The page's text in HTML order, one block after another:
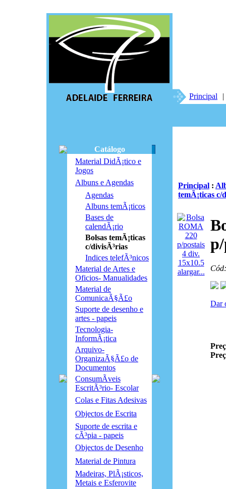
Principal |
Catálogo
Material DidÃ¡tico e
Jogos
Albuns e Agendas
Agendas
Albuns temÃ¡ticos
Bases de
calendÃ¡rio
Bolsas temÃ¡ticas
c/divisÃ³rias
Indices telefÃ³nicos
Material de Artes e
Oficios- Manualidades
Material de
ComunicaÃ§Ã£o
Suporte de desenho e
artes - papeis
Tecnologia-
InformÃ¡tica
Arquivo-
OrganizaÃ§Ã£o de
Documentos
ConsumÃ­veis
EscritÃ³rio- Escolar
Colas e Fitas Adesivas
Objectos de Escrita
Suporte de escrita e
cÃ³pia - papeis
Objectos de Desenho
Material de Pintura
Madeiras, PlÃ¡sticos,
Metais e Esferovite
Principal :
temÃ¡ticas c/
alargar...
Dar